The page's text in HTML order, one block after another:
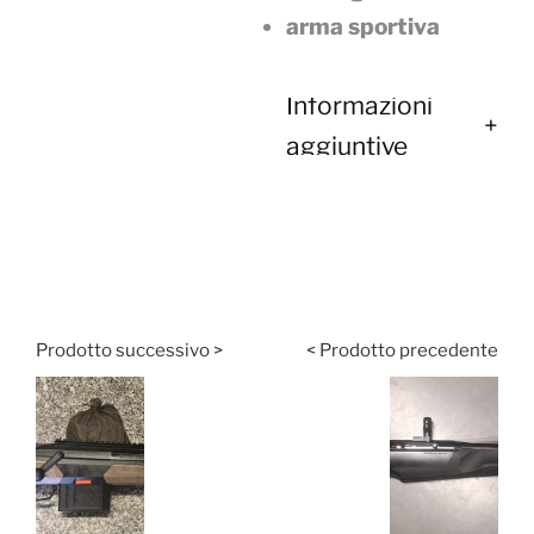
arma sportiva
Informazioni
aggiuntive
Prodotto successivo > < Prodotto precedente